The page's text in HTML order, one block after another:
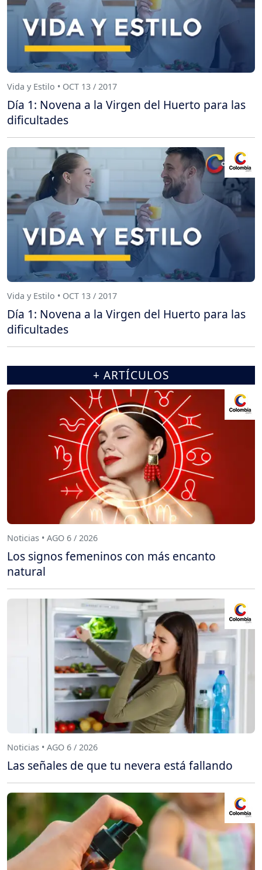
Vida y Estilo • OCT 13 / 2017
Día 1: Novena a la Virgen del Huerto para las
dificultades
Vida y Estilo • OCT 13 / 2017
Día 1: Novena a la Virgen del Huerto para las
dificultades
+ ARTÍCULOS
Noticias • AGO 6 / 2026
Los signos femeninos con más encanto
natural
Noticias • AGO 6 / 2026
Las señales de que tu nevera está fallando